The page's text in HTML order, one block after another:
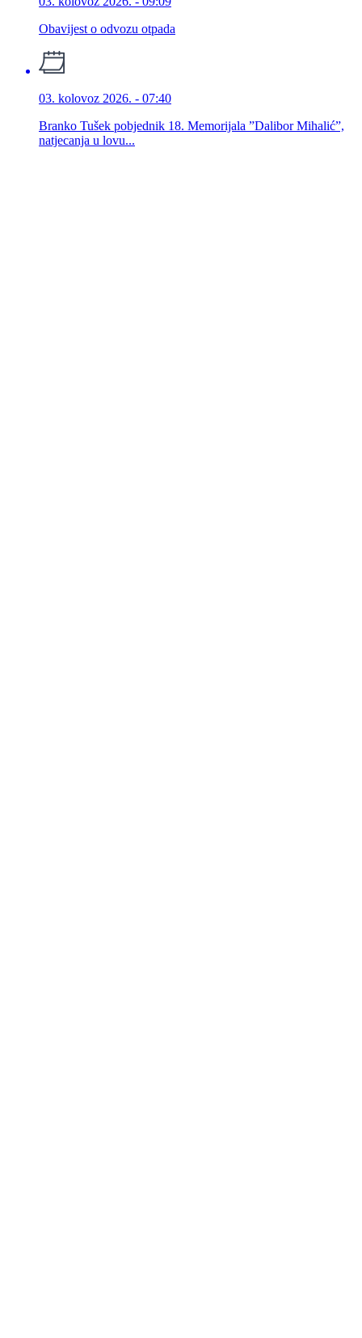
Obavijest o odvozu otpada
03. kolovoz 2026. - 07:40
Branko Tušek pobjednik 18. Memorijala ”Dalibor Mihalić”,
natjecanja u lovu...